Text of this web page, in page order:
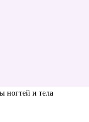
ногтей и тела